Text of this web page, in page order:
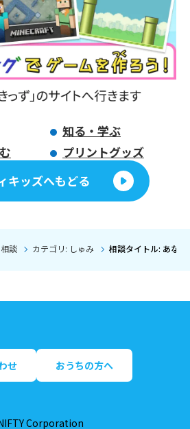
知る・学ぶ
プリントグッズ
キッズへもどる
談 カテゴリ: しゅみ 相談タイトル: あな
せ おうちの方へ
Corporation